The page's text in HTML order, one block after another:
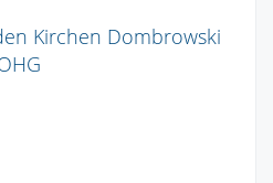
Kirchen Dombrowski